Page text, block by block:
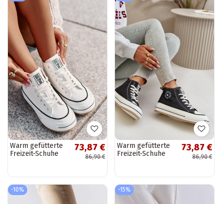
Warm gefütterte
Freizeit-Schuhe
weiß
73,87 €
86,90 €
Warm gefütterte
Freizeit-Schuhe
schwarz
73,87 €
86,90 €
-10% -15%